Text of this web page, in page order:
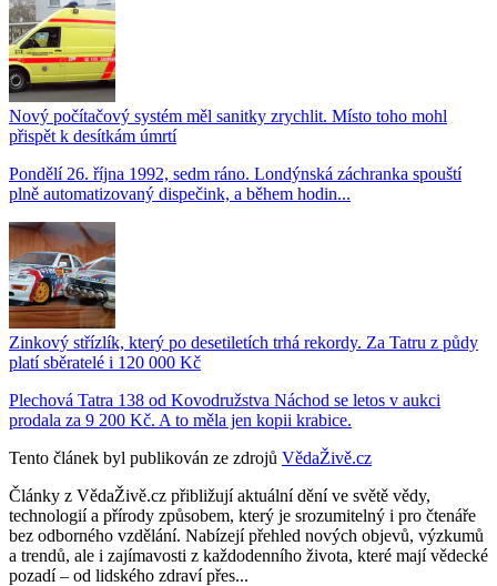
Nový počítačový systém měl sanitky zrychlit. Místo toho mohl
přispět k desítkám úmrtí
Pondělí 26. října 1992, sedm ráno. Londýnská záchranka spouští
plně automatizovaný dispečink, a během hodin...
Zinkový střízlík, který po desetiletích trhá rekordy. Za Tatru z půdy
platí sběratelé i 120 000 Kč
Plechová Tatra 138 od Kovodružstva Náchod se letos v aukci
prodala za 9 200 Kč. A to měla jen kopii krabice.
Tento článek byl publikován ze zdrojů VědaŽivě.cz
Články z VědaŽivě.cz přibližují aktuální dění ve světě vědy,
technologií a přírody způsobem, který je srozumitelný i pro čtenáře
bez odborného vzdělání. Nabízejí přehled nových objevů, výzkumů
a trendů, ale i zajímavosti z každodenního života, které mají vědecké
pozadí – od lidského zdraví přes...